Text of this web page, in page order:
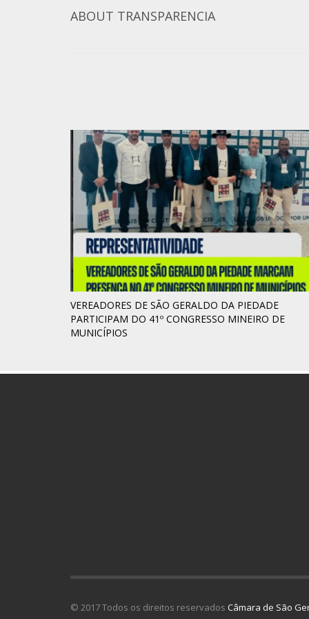
ABOUT TRANSPARENCIA
VEREADORES DE SÃO GERALDO DA PIEDADE
PARTICIPAM DO 41º CONGRESSO MINEIRO DE
MUNICÍPIOS
© 2017 Todos os direitos reservados Câmara de São